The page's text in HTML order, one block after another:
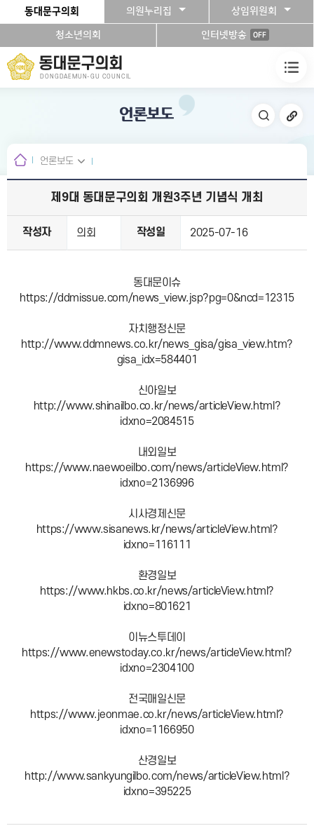
본문바로가기
동대문구의회 의원누리집 상임위원회
청소년의회 인터넷방송 OFF
동대문구의회
DONGDAEMUN-GU COUNCIL
언론보도
언론보도
제9대 동대문구의회 개원3주년 기념식 개최
작성자 의회 작성일 2025-07-16
동대문이슈
https://ddmissue.com/news_view.jsp?pg=0&ncd=12315
자치행정신문
http://www.ddmnews.co.kr/news_gisa/gisa_view.htm?
gisa_idx=584401
신아일보
http://www.shinailbo.co.kr/news/articleView.html?
idxno=2084515
내외일보
https://www.naewoeilbo.com/news/articleView.html?
idxno=2136996
시사경제신문
https://www.sisanews.kr/news/articleView.html?
idxno=116111
환경일보
https://www.hkbs.co.kr/news/articleView.html?
idxno=801621
이뉴스투데이
https://www.enewstoday.co.kr/news/articleView.html?
idxno=2304100
전국매일신문
https://www.jeonmae.co.kr/news/articleView.html?
idxno=1166950
산경일보
http://www.sankyungilbo.com/news/articleView.html?
idxno=395225